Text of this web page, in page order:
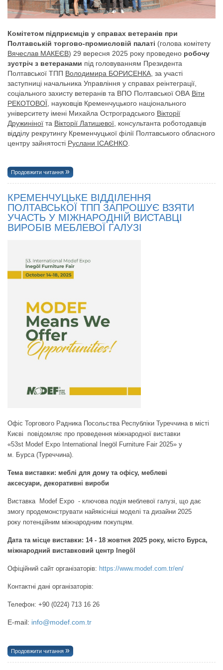
Комітетом підприємців у справах ветеранів при
Полтавській торгово-промисловій палаті (голова комітету
Вячеслав МАКЕЄВ) 29 вересня 2025 року проведено робочу
зустріч з ветеранами під головуванням Президента
Полтавської ТПП Володимира БОРИСЕНКА , за участі
заступниці начальника Управління у справах реінтеграції,
соціального захисту ветеранів та ВПО Полтавської ОВА Віти
РЕКОТОВОЇ , науковців Кременчуцького національного
університету імені Михайла Остроградського Вікторії
Дружиніної та Вікторії Латишевої , консультанта роботодавців
відділу рекрутингу Кременчуцької філії Полтавського обласного
центру зайнятості Руслани ІСАЄНКО
Продовжити читання
КРЕМЕНЧУЦЬКЕ ВІДДІЛЕННЯ
ПОЛТАВСЬКОЇ ТПП ЗАПРОШУЄ ВЗЯТИ
УЧАСТЬ У МІЖНАРОДНІЙ ВИСТАВЦІ
ВИРОБІВ МЕБЛЕВОЇ ГАЛУЗІ
Офіс Торгового Радника Посольства Республіки Туреччина в місті
Києві повідомляє про проведення міжнародної виставки
«53st Modef Expo International İnegöl Furniture Fair 2025» у
м. Бурса (Туреччина).
Тема виставки: меблі для дому та офісу, меблеві
аксесуари, декоративні вироби
Виставка Modef Expo - ключова подія меблевої галузі, що дає
змогу продемонструвати найякісніші моделі та дизайни 2025
року потенційним міжнародним покупцям.
Дата та місце виставки: 14 - 18 жовтня 2025 року, місто Бурса,
міжнародний виставковий центр Inegöl
Офіційний сайт організаторів: https://www.modef.com.tr/en/
Контактні дані організаторів:
Телефон: +90 (0224) 713 16 26
E-mail: info@modef.com.tr
Продовжити читання